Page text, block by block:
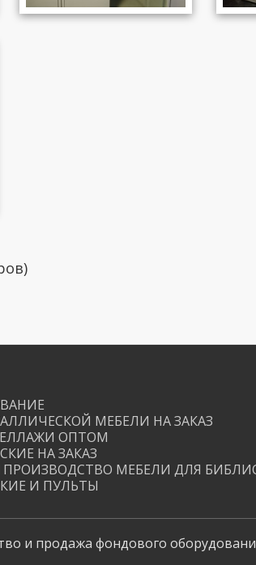
МЕБЕЛИ НА ЗАКАЗ
ОПТОМ
НА ЗАКАЗ
ПРОИЗВОДСТВО МЕБЕЛИ ДЛЯ
И ПУЛЬТЫ
и продажа фондового